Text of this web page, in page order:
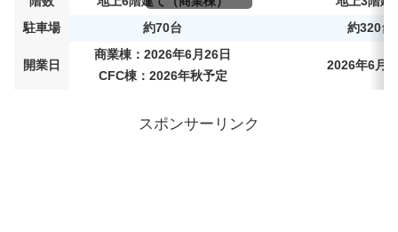
駐車場
約70台 約320台
開業日
商業棟：2026年6月26日
CFC棟：2026年秋予定
2026年6月
スポンサーリンク